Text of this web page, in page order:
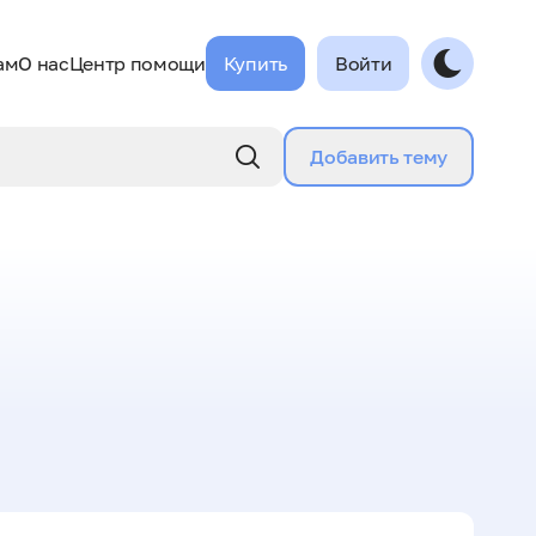
О насЦентр помощи Купить Войти
Добавить тему